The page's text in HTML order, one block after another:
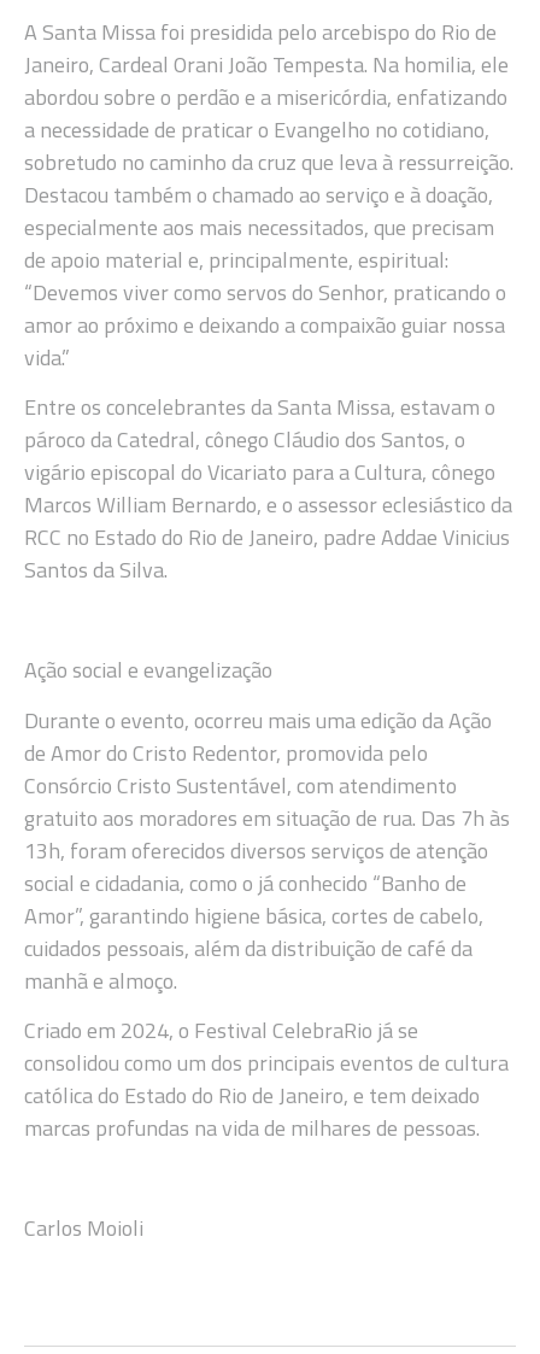
A Santa Missa foi presidida pelo arcebispo do Rio de
Janeiro, Cardeal Orani João Tempesta. Na homilia, ele
abordou sobre o perdão e a misericórdia, enfatizando
a necessidade de praticar o Evangelho no cotidiano,
sobretudo no caminho da cruz que leva à ressurreição.
Destacou também o chamado ao serviço e à doação,
especialmente aos mais necessitados, que precisam
de apoio material e, principalmente, espiritual:
“Devemos viver como servos do Senhor, praticando o
amor ao próximo e deixando a compaixão guiar nossa
vida.”
Entre os concelebrantes da Santa Missa, estavam o
pároco da Catedral, cônego Cláudio dos Santos, o
vigário episcopal do Vicariato para a Cultura, cônego
Marcos William Bernardo, e o assessor eclesiástico da
RCC no Estado do Rio de Janeiro, padre Addae Vinicius
Santos da Silva.
Ação social e evangelização
Durante o evento, ocorreu mais uma edição da Ação
de Amor do Cristo Redentor, promovida pelo
Consórcio Cristo Sustentável, com atendimento
gratuito aos moradores em situação de rua. Das 7h às
13h, foram oferecidos diversos serviços de atenção
social e cidadania, como o já conhecido “Banho de
Amor”, garantindo higiene básica, cortes de cabelo,
cuidados pessoais, além da distribuição de café da
manhã e almoço.
Criado em 2024, o Festival CelebraRio já se
consolidou como um dos principais eventos de cultura
católica do Estado do Rio de Janeiro, e tem deixado
marcas profundas na vida de milhares de pessoas.
Carlos Moioli